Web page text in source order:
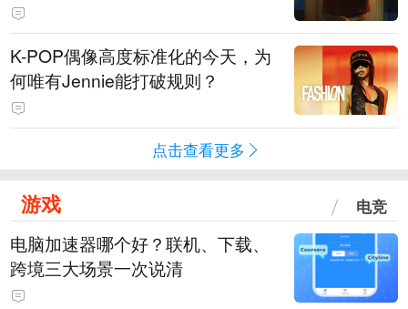
K-POP偶像高度标准化的今天，为
何唯有Jennie能打破规则？
点击查看更多
游戏 电竞
电脑加速器哪个好？联机、下载、
跨境三大场景一次说清